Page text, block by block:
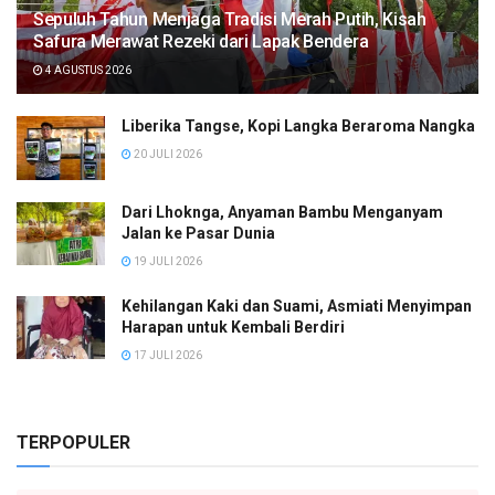
Sepuluh Tahun Menjaga Tradisi Merah Putih, Kisah
Safura Merawat Rezeki dari Lapak Bendera
4 AGUSTUS 2026
Liberika Tangse, Kopi Langka Beraroma Nangka
20 JULI 2026
Dari Lhoknga, Anyaman Bambu Menganyam
Jalan ke Pasar Dunia
19 JULI 2026
Kehilangan Kaki dan Suami, Asmiati Menyimpan
Harapan untuk Kembali Berdiri
17 JULI 2026
TERPOPULER